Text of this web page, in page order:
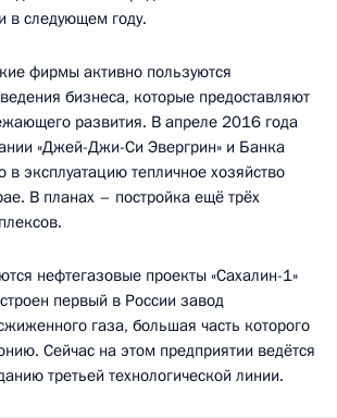
следующем году.
фирмы активно пользуются
бизнеса, которые предоставляют
развития. В апреле 2016 года
«Джей-Джи-Си Эвергрин» и Банка
в эксплуатацию тепличное хозяйство
В планах – постройка ещё трёх
нефтегазовые проекты «Сахалин-1»
первый в России завод
газа, большая часть которого
Сейчас на этом предприятии ведётся
третьей технологической линии.